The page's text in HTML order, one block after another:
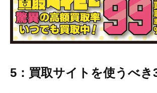
5：買取サイトを使うべき